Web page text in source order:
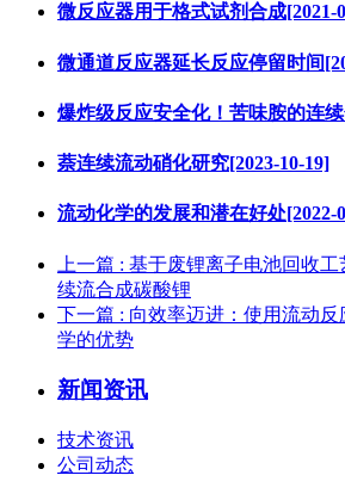
微反应器用于格式试剂合成[2021-
微通道反应器延长反应停留时间
爆炸级反应安全化！苦味胺的连续
萘连续流动硝化研究[2023-10-19]
流动化学的发展和潜在好处[2022-
上一篇 : 基于废锂离子电池回收
续流合成碳酸锂
下一篇 : 向效率迈进：使用流动
学的优势
新闻资讯
技术资讯
公司动态